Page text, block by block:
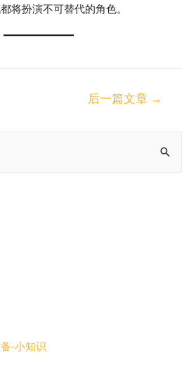
-小知识
将扮演不可替代的角色。
后一篇文章 →